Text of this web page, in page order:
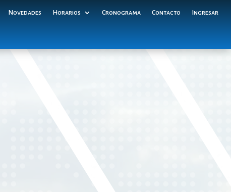
Novedades Horarios Cronograma Contacto Ingresar